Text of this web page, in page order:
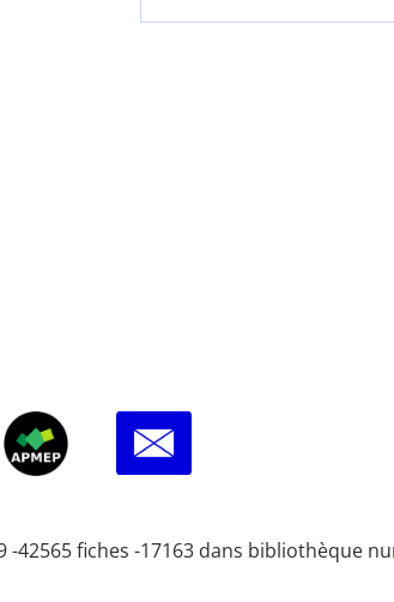
-42565 fiches -17163 dans bibliothèque